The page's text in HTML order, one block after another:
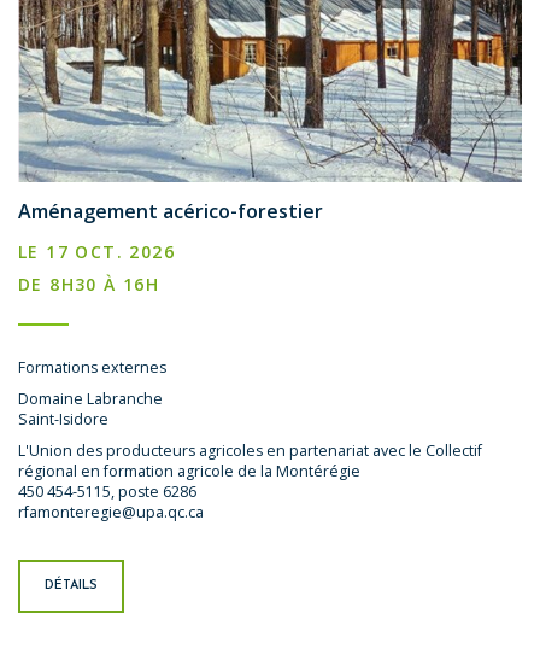
Aménagement acérico-forestier
LE 17 OCT. 2026
DE 8H30 À 16H
Formations externes
Domaine Labranche
Saint-Isidore
L'Union des producteurs agricoles en partenariat avec le Collectif
régional en formation agricole de la Montérégie
450 454-5115, poste 6286
rfamonteregie@upa.qc.ca
DÉTAILS